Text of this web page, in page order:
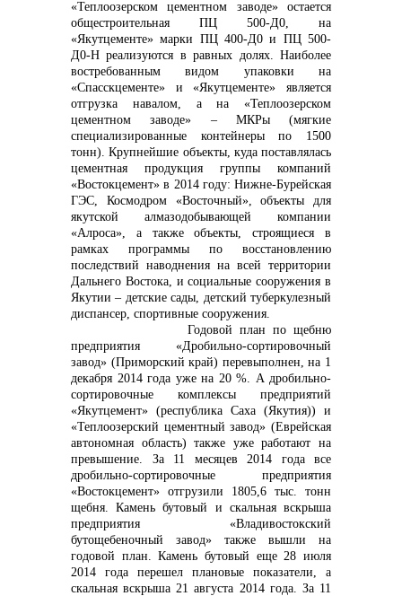
+7 (423) 234 50 50
info@vostokcement.ru
«Теплоозерском цементном заводе» остается
общестроительная ПЦ 500-Д0, на
«Якутцементe» марки ПЦ 400-Д0 и ПЦ 500-
Д0-Н реализуются в равных долях. Наиболее
востребованным видом упаковки на
«Спасскцементе» и «Якутцементе» является
отгрузка навалом, а на «Теплоозерском
цементном заводе» – МКРы (мягкие
специализированные контейнеры по 1500
тонн). Крупнейшие объекты, куда поставлялась
цементная продукция группы компаний
«Востокцемент» в 2014 году: Нижне-Бурейская
ГЭС, Космодром «Восточный», объекты для
якутской алмазодобывающей компании
«Алроса», а также объекты, строящиеся в
рамках программы по восстановлению
последствий наводнения на всей территории
Дальнего Востока, и социальные сооружения в
Якутии – детские сады, детский туберкулезный
диспансер, спортивные сооружения.
Годовой план по щебню
предприятия «Дробильно-сортировочный
завод» (Приморский край) перевыполнен, на 1
декабря 2014 года уже на 20 %. А дробильно-
сортировочные комплексы предприятий
«Якутцемент» (республика Саха (Якутия)) и
«Теплоозерский цементный завод» (Еврейская
автономная область) также уже работают на
превышение. За 11 месяцев 2014 года все
дробильно-сортировочные предприятия
«Востокцемент» отгрузили 1805,6 тыс. тонн
щебня. Камень бутовый и скальная вскрыша
предприятия «Владивостокский
бутощебеночный завод» также вышли на
годовой план. Камень бутовый еще 28 июля
2014 года перешел плановые показатели, а
скальная вскрыша 21 августа 2014 года. За 11